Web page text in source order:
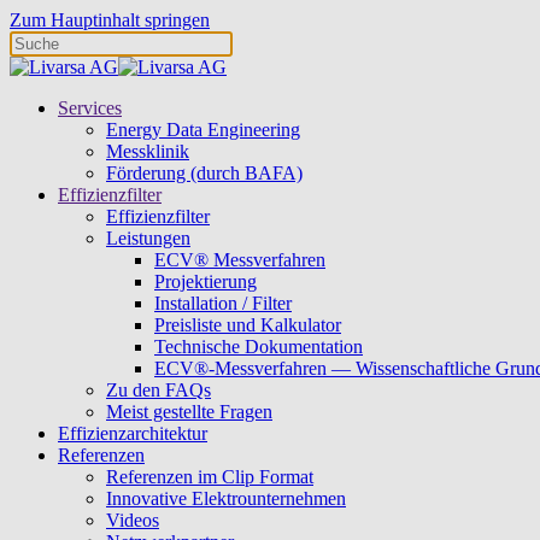
Zum Hauptinhalt springen
Services
Energy Data Engineering
Messklinik
Förderung (durch BAFA)
Effizienzfilter
Effizienzfilter
Leistungen
ECV® Messverfahren
Projektierung
Installation / Filter
Preisliste und Kalkulator
Technische Dokumentation
ECV®-Messverfahren — Wissenschaftliche
Zu den FAQs
Meist gestellte Fragen
Effizienzarchitektur
Referenzen
Referenzen im Clip Format
Innovative Elektrounternehmen
Videos